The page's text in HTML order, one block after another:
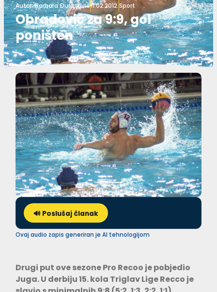
Autor:Barbara Đurasović11.02.2012.Sport
Obradović za 9:9, gol
poništen
🔊 Poslušaj članak
Ovaj audio zapis generiran je AI tehnologijom
Drugi put ove sezone Pro Recoo je pobjedio
Juga. U derbiju 15. kola Triglav Lige Recco je